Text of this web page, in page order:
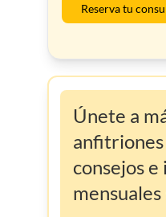
Reserva tu
Únete a
consejos e
mensuales